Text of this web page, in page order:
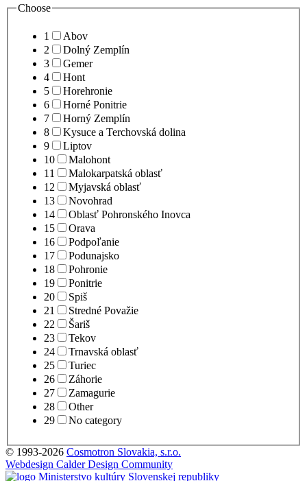
Choose
1
Abov
2
Dolný Zemplín
3
Gemer
4
Hont
5
Horehronie
6
Horné Ponitrie
7
Horný Zemplín
8
Kysuce a Terchovská dolina
9
Liptov
10
Malohont
11
Malokarpatská oblasť
12
Myjavská oblasť
13
Novohrad
14
Oblasť Pohronského Inovca
15
Orava
16
Podpoľanie
17
Podunajsko
18
Pohronie
19
Ponitrie
20
Spiš
21
Stredné Považie
22
Šariš
23
Tekov
24
Trnavská oblasť
25
Turiec
26
Záhorie
27
Zamagurie
28
Other
29
No category
© 1993-2026 Cosmotron Slovakia, s.r.o.
Webdesign Calder Design Community